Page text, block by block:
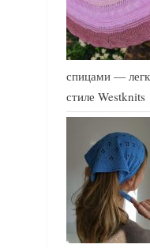
спицами —
стиле Westknits